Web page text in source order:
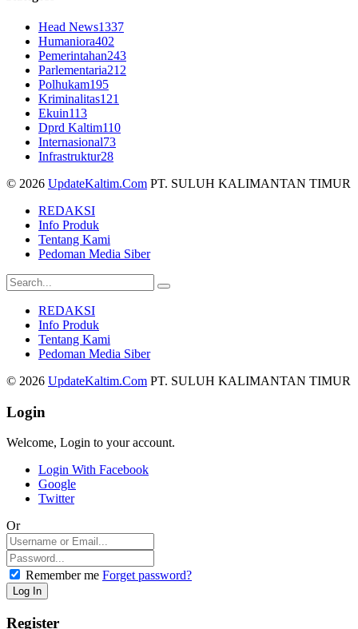
Head News1337
Humaniora402
Pemerintahan243
Parlementaria212
Polhukam195
Kriminalitas121
Ekuin113
Dprd Kaltim110
Internasional73
Infrastruktur28
© 2026 UpdateKaltim.Com PT. SULUH KALIMANTAN TIMUR
REDAKSI
Info Produk
Tentang Kami
Pedoman Media Siber
REDAKSI
Info Produk
Tentang Kami
Pedoman Media Siber
© 2026 UpdateKaltim.Com PT. SULUH KALIMANTAN TIMUR
Login
Welcome, Login to your account.
Login With Facebook
Google
Twitter
Or
Remember me Forget password?
Register